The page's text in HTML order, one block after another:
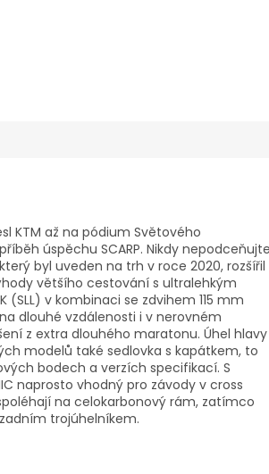
KTM až na pódium Světového
úspěchu SCARP. Nikdy nepodceňujte
byl uveden na trh v roce 2020, rozšířil
většího cestování s ultralehkým
(SLL) v kombinaci se zdvihem 115 mm
dlouhé vzdálenosti i v nerovném
z extra dlouhého maratonu. Úhel hlavy
modelů také sedlovka s kapátkem, to
bodech a verzích specifikací. S
naprosto vhodný pro závody v cross
spoléhají na celokarbonový rám, zatímco
trojúhelníkem.